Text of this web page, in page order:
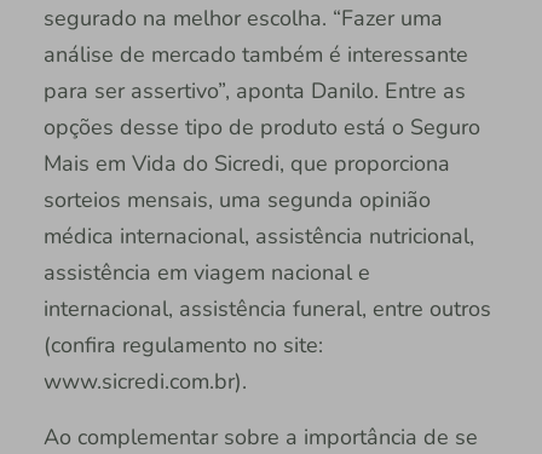
segurado na melhor escolha. “Fazer uma
análise de mercado também é interessante
para ser assertivo”, aponta Danilo. Entre as
opções desse tipo de produto está o Seguro
Mais em Vida do Sicredi, que proporciona
sorteios mensais, uma segunda opinião
médica internacional, assistência nutricional,
assistência em viagem nacional e
internacional, assistência funeral, entre outros
(confira regulamento no site:
www.sicredi.com.br).
Ao complementar sobre a importância de se